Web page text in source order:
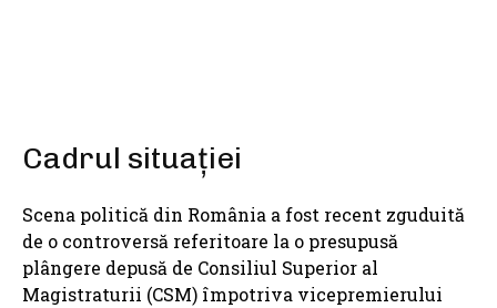
Cadrul situației
Scena politică din România a fost recent zguduită
de o controversă referitoare la o presupusă
plângere depusă de Consiliul Superior al
Magistraturii (CSM) împotriva vicepremierului